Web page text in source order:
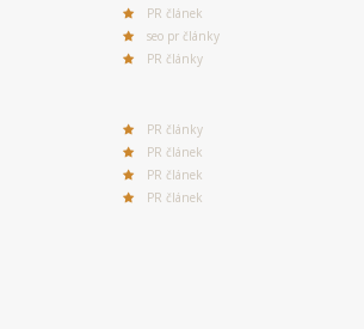
PR článek
seo pr články
PR články
PR články
PR článek
PR článek
PR článek